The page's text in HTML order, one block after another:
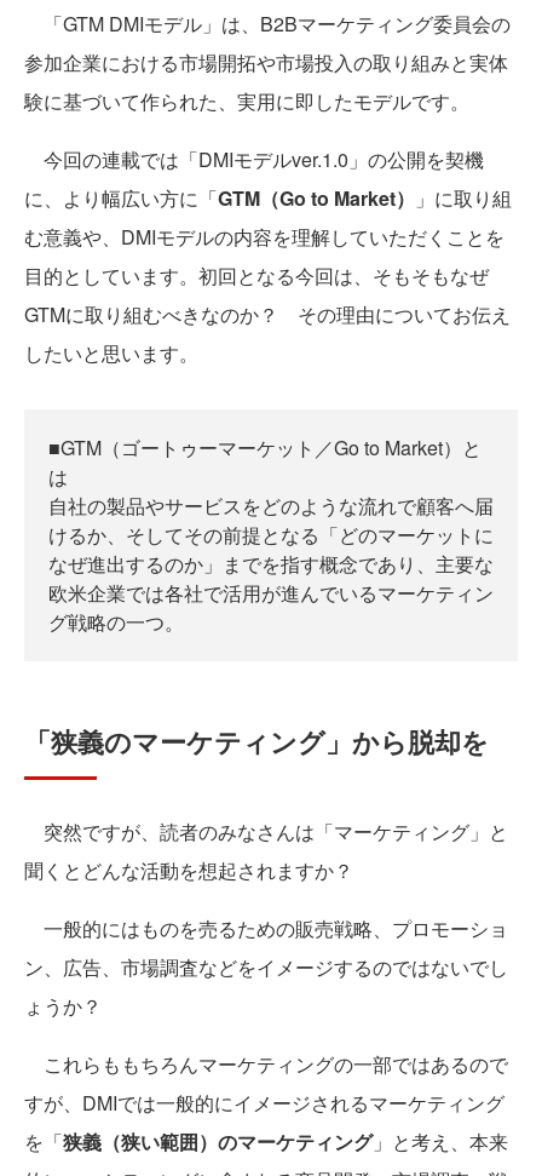
「GTM DMIモデル」は、B2Bマーケティング委員会の
参加企業における市場開拓や市場投入の取り組みと実体
験に基づいて作られた、実用に即したモデルです。
今回の連載では「DMIモデルver.1.0」の公開を契機
に、より幅広い方に「GTM（Go to Market）
」に取り組
む意義や、DMIモデルの内容を理解していただくことを
目的としています。初回となる今回は、そもそもなぜ
GTMに取り組むべきなのか？ その理由についてお伝え
したいと思います。
■GTM（ゴートゥーマーケット／Go to Market）と
は
自社の製品やサービスをどのような流れで顧客へ届
けるか、そしてその前提となる「どのマーケットに
なぜ進出するのか」までを指す概念であり、主要な
欧米企業では各社で活用が進んでいるマーケティン
グ戦略の一つ。
「狭義のマーケティング」から脱却を
突然ですが、読者のみなさんは「マーケティング」と
聞くとどんな活動を想起されますか？
一般的にはものを売るための販売戦略、プロモーショ
ン、広告、市場調査などをイメージするのではないでし
ょうか？
これらももちろんマーケティングの一部ではあるので
すが、DMIでは一般的にイメージされるマーケティング
を「狭義（狭い範囲）のマーケティング」と考え、本来